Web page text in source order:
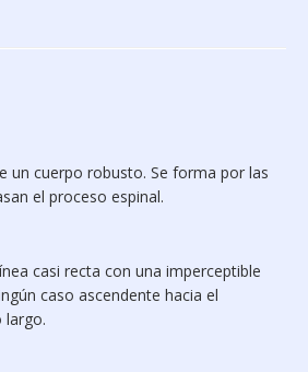
un cuerpo robusto. Se forma por las
el proceso espinal.
casi recta con una imperceptible
caso ascendente hacia el
largo.